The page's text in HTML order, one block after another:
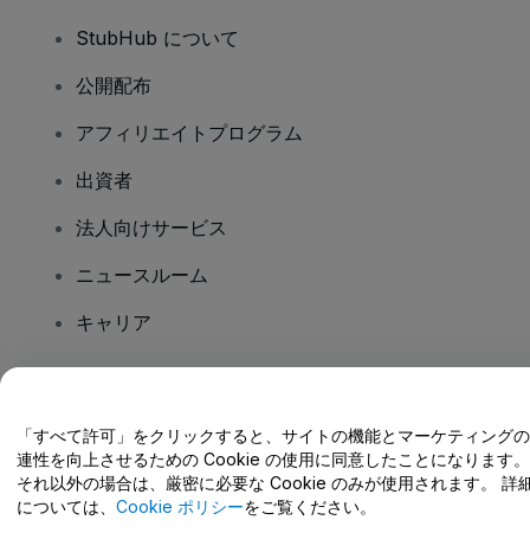
StubHub について
公開配布
アフィリエイトプログラム
出資者
法人向けサービス
ニュースルーム
キャリア
ヘルプセンター / こちらまでご連絡下さい
「すべて許可」をクリックすると、サイトの機能とマーケティング
連性を向上させるための Cookie の使用に同意したことになります。
それ以外の場合は、厳密に必要な Cookie のみが使用されます。 詳
については、 Cookie ポリシーをご覧ください。